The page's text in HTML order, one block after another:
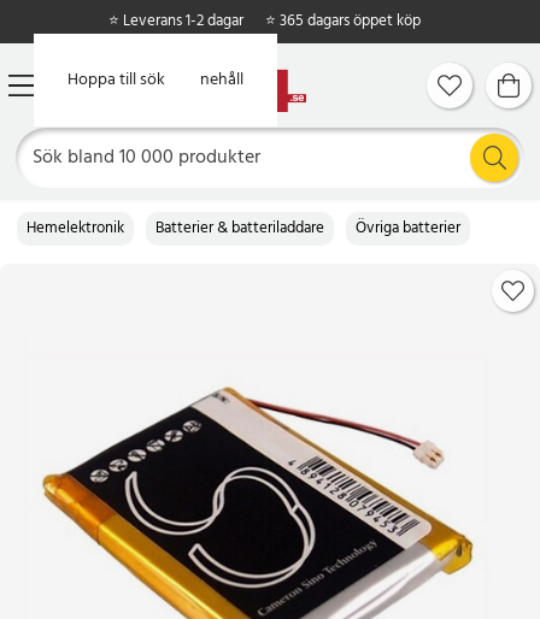
Hoppa till huvudinnehåll
Hoppa till sök
⭐ Leverans 1-2 dagar ⭐ 365 dagars öppet köp
Hemelektronik Batterier & batteriladdare Övriga batterier